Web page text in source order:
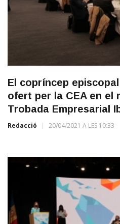
El copríncep
ofert per la CEA en el
Trobada Empresarial
Redacció 20/04/2021 A LES 10:33